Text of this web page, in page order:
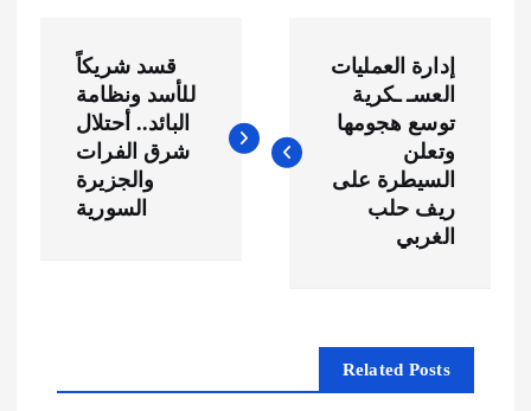
ص
م
إدارة العمليات
العسـ ـكرية
توسع هجومها
وتعلن
السيطرة على
ريف حلب
الغربي
قسد شريكاً
للأسد ونظامة
البائد.. أحتلال
شرق الفرات
والجزيرة
السورية
Related Posts